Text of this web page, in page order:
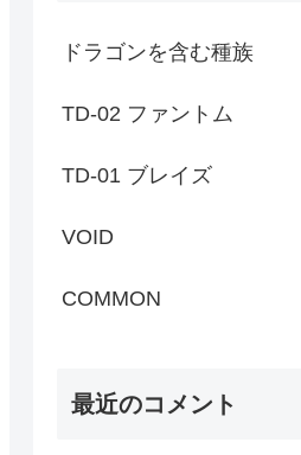
ドラゴンを含む種族
TD-02 ファントム
TD-01 ブレイズ
VOID
COMMON
最近のコメント